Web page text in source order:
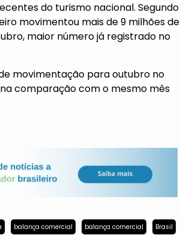
do turismo nacional. Segundo
movimentou mais de 9 milhões de
maior número já registrado no
movimentação para outubro no
na comparação com o mesmo mês
balança comercial balança comercial Brasil